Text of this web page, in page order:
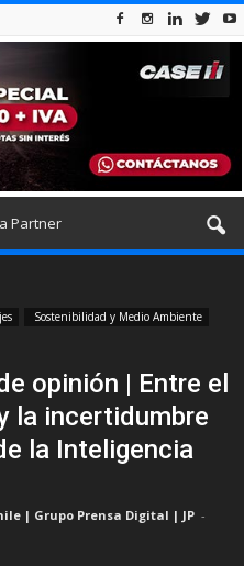
Partner
Sostenibilidad y Medio Ambiente
opinión | Entre el
la incertidumbre
la Inteligencia
| Grupo Prensa Digital | JP -